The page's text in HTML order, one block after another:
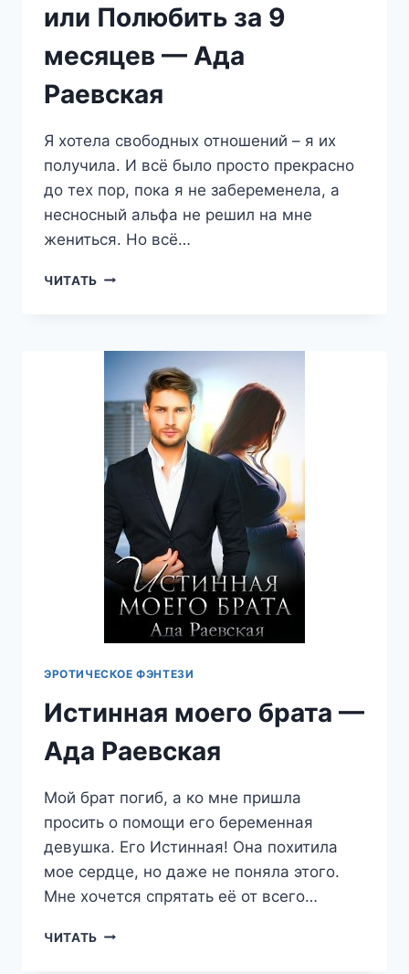
или Полюбить за 9
месяцев — Ада
Раевская
Я хотела свободных отношений – я их
получила. И всё было просто прекрасно
до тех пор, пока я не забеременела, а
несносный альфа не решил на мне
жениться. Но всё…
ЧИТАТЬ БЕРЕМЕННА
ПОЛЮБИТЬ
МЕСЯЦЕВ
АДА
РАЕВСКАЯ
ЭРОТИЧЕСКОЕ ФЭНТЕЗИ
Истинная моего брата —
Ада Раевская
Мой брат погиб, а ко мне пришла
просить о помощи его беременная
девушка. Его Истинная! Она похитила
мое сердце, но даже не поняла этого.
Мне хочется спрятать её от всего…
ЧИТАТЬ ИСТИННАЯ